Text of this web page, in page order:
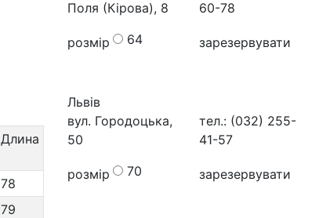
Длина
78
79
Поля (Кірова), 8
60-78
розмір 64 зарезервувати
Львів
вул. Городоцька,
50
тел.: (032) 255-
41-57
розмір 70 зарезервувати